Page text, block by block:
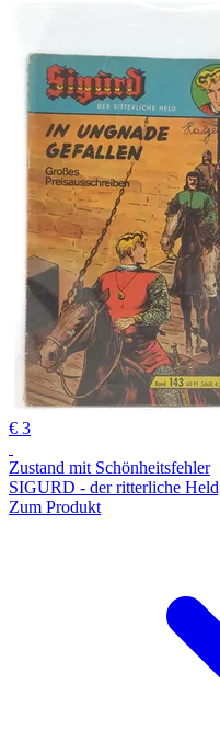
€ 3
Zustand mit Schönheitsfehler
SIGURD - der ritterliche
Zum Produkt